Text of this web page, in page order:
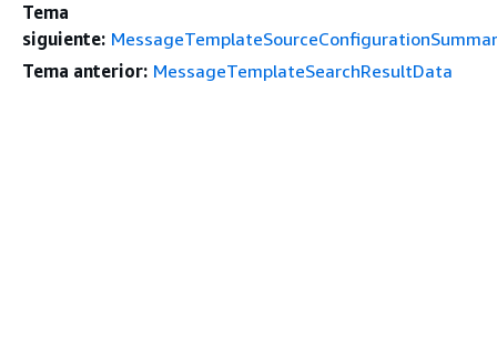
Tema
siguiente:
Tema anterior: MessageTemplateSearchResultData